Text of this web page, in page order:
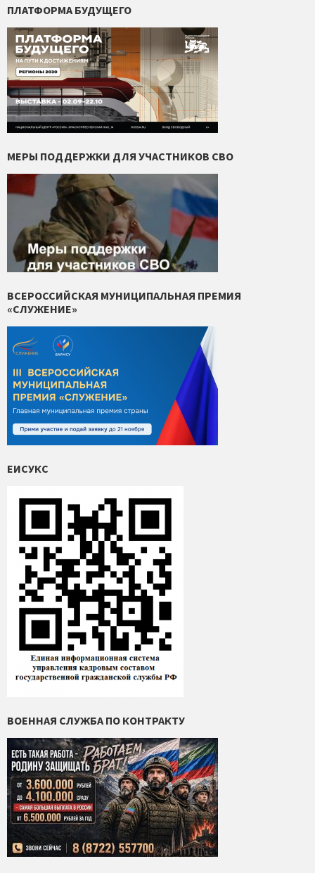
ПЛАТФОРМА БУДУЩЕГО
МЕРЫ ПОДДЕРЖКИ ДЛЯ УЧАСТНИКОВ СВО
ВСЕРОССИЙСКАЯ МУНИЦИПАЛЬНАЯ ПРЕМИЯ
«СЛУЖЕНИЕ»
ЕИСУКС
ВОЕННАЯ СЛУЖБА ПО КОНТРАКТУ